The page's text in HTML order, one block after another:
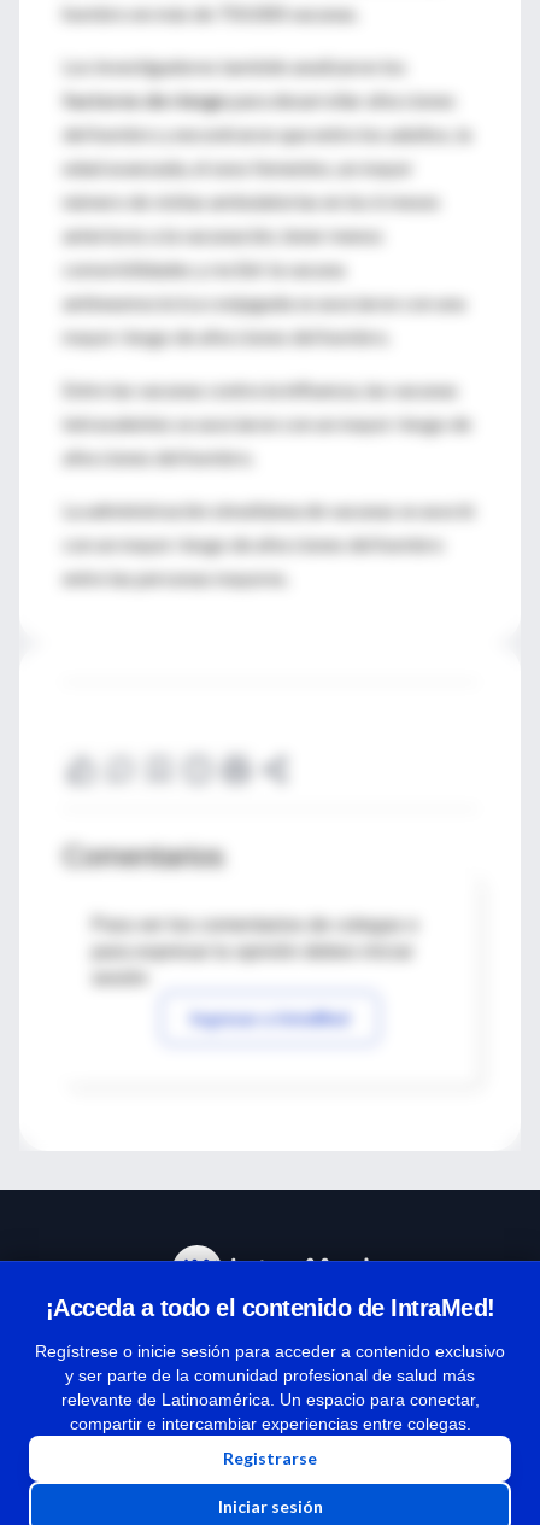
hombro en más de 750.000 vacunas.
Los investigadores también analizaron los
factores de riesgopara desarrollar afecciones
del hombro y encontraron que entre los adultos, la
edad avanzada, el sexo femenino, un mayor
número de visitas ambulatorias en los 6 meses
anteriores a la vacunación, tener menos
comorbilidades y recibir la vacuna
antineumocócica conjugada se asociaron con una
mayor riesgo de afecciones del hombro.
Entre las vacunas contra la influenza, las vacunas
tetravalentes se asociaron con un mayor riesgo de
afecciones del hombro.
La administración simultánea de vacunas se asoció
con un mayor riesgo de afecciones del hombro
entre las personas mayores.
Comentarios
Para ver los comentarios de colegas o
Ingresar a IntraMed
¡Acceda a todo el contenido de IntraMed!
Regístrese o inicie sesión para acceder a contenido exclusivo
y ser parte de la comunidad profesional de salud más
relevante de Latinoamérica. Un espacio para conectar,
compartir e intercambiar experiencias entre colegas.
Registrarse
Iniciar sesión
Términos y condiciones
| Políticas de privacidad
| Todos los derechos reservados | Copyright 1997-2026